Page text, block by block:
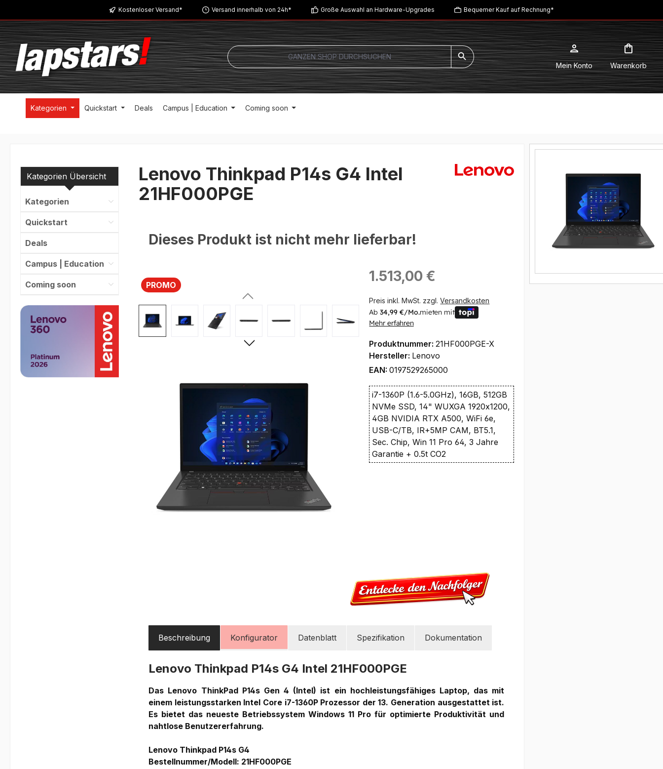
Zur Hauptnavigation springenKostenloser Versand* Versand innerhalb von 24h* Große Auswahl an Hardware-Upgrades Bequemer Kauf auf Rechnung*
Mein Konto Warenkorb
Kategorien Quickstart Deals Campus | Education Coming soon
Kategorien Übersicht
Kategorien
Quickstart
Deals
Campus | Education
Coming soon
Lenovo Thinkpad P14s G4 Intel
21HF000PGE
Dieses Produkt ist nicht mehr lieferbar!
PROMO
Bildergalerie überspringen
Regulärer Preis:
1.513,00 €
Preis inkl. MwSt. zzgl.Versandkosten
Ab34,99 €/Mo.mieten mit
Mehr erfahren
Produktnummer:21HF000PGE-X
Hersteller: Lenovo
EAN:0197529265000
i7-1360P (1.6-5.0GHz), 16GB, 512GB
NVMe SSD, 14" WUXGA 1920x1200,
4GB NVIDIA RTX A500, WiFi 6e,
USB-C/TB, IR+5MP CAM, BT5.1,
Sec. Chip, Win 11 Pro 64, 3 Jahre
Garantie + 0.5t CO2
Beschreibung Konfigurator Datenblatt Spezifikation Dokumentation
Lenovo Thinkpad P14s G4 Intel 21HF000PGE
Das Lenovo ThinkPad P14s Gen 4 (Intel) ist ein hochleistungsfähiges Laptop, das mit
einem leistungsstarken Intel Core i7-1360P Prozessor der 13. Generation ausgestattet ist.
Es bietet das neueste Betriebssystem Windows 11 Pro für optimierte Produktivität und
nahtlose Benutzererfahrung.
Lenovo Thinkpad P14s G4
Bestellnummer/Modell: 21HF000PGE